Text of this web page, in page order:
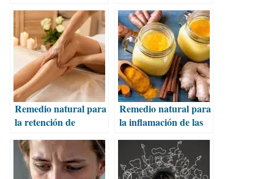
Remedio natural para
la retención de
Remedio natural para
la inflamación de las